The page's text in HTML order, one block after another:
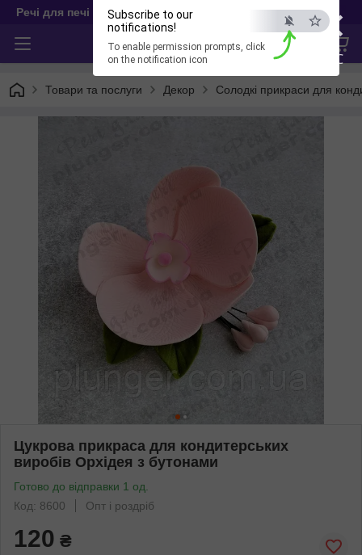
×
ESC
Subscribe to our
notifications!
To enable permission prompts, click
on the notification icon
Речі для печі
Товари та послуги Декор Солодкі прикраси для
Цукрова прикраса для кондитерських
виробів Орхідея з бутонами
Готово до відправки 1 од.
Код: 8600
Опт і роздріб
120 ₴